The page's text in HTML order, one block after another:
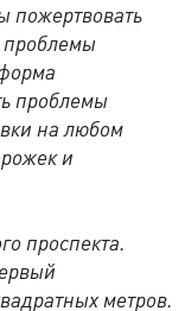
пожертвовать
проблемы
проблемы
на любом
и
проспекта.
метров.